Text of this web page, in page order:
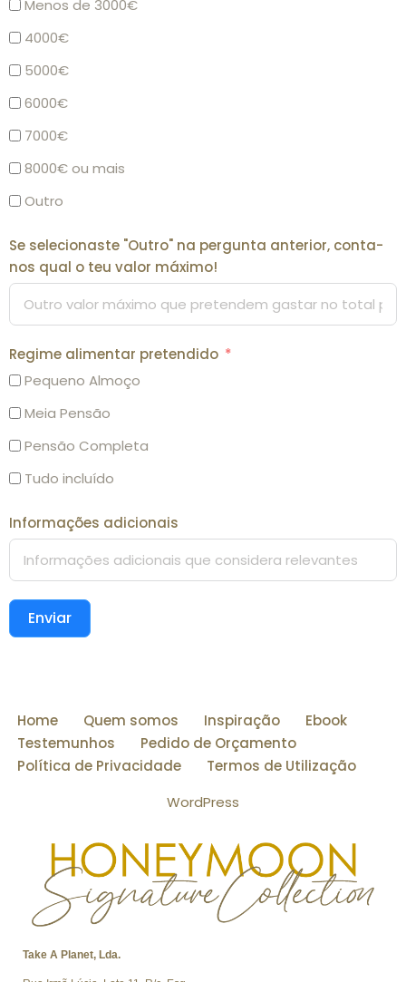
Menos de 3000€
4000€
5000€
6000€
7000€
8000€ ou mais
Outro
Se selecionaste "Outro" na pergunta anterior, conta-
nos qual o teu valor máximo!
Regime alimentar pretendido
Pequeno Almoço
Meia Pensão
Pensão Completa
Tudo incluído
Informações adicionais
Enviar
Home Quem somos Inspiração
Ebook
Testemunhos
Pedido de Orçamento
Política de Privacidade
Termos de Utilização
WordPress
Take A Planet, Lda.